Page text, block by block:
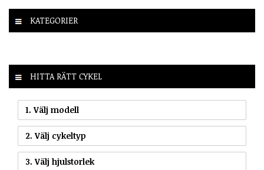
KATEGORIER
HITTA RÄTT CYKEL
1. Välj modell
2. Välj cykeltyp
3. Välj hjulstorlek